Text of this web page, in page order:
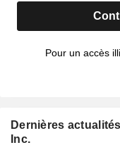
Pour un accès
Dernières
Inc.